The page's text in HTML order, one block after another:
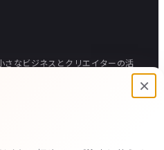
さなビジネスとクリエイターの活
×